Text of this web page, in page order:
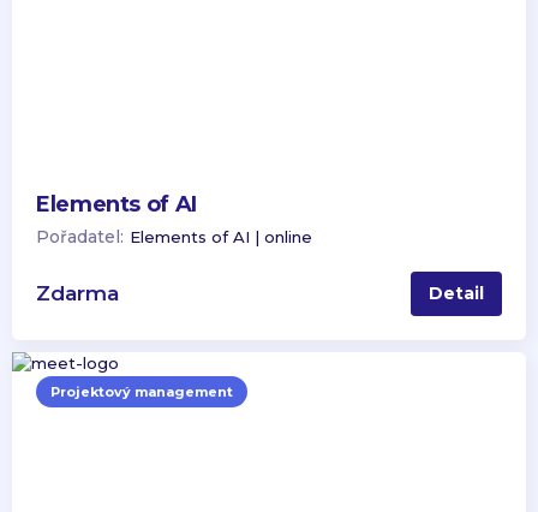
Elements of AI
Pořadatel: Elements of AI | online
Zdarma Detail
Projektový management